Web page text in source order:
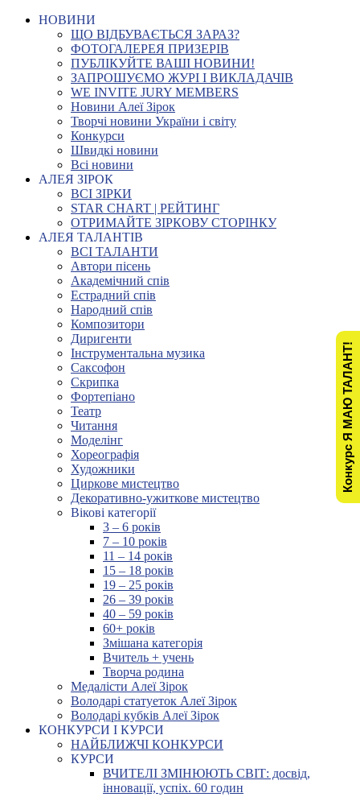
НОВИНИ
ЩО ВІДБУВАЄТЬСЯ ЗАРАЗ?
ФОТОГАЛЕРЕЯ ПРИЗЕРІВ
ПУБЛІКУЙТЕ ВАШІ НОВИНИ!
ЗАПРОШУЄМО ЖУРІ І ВИКЛАДАЧІВ
WE INVITE JURY MEMBERS
Новини Алеї Зірок
Творчі новини України і світу
Конкурси
Швидкі новини
Всі новини
АЛЕЯ ЗІРОК
ВСІ ЗІРКИ
STAR CHART | РЕЙТИНГ
ОТРИМАЙТЕ ЗІРКОВУ СТОРІНКУ
АЛЕЯ ТАЛАНТІВ
ВСІ ТАЛАНТИ
Автори пісень
Академічний спів
Естрадний спів
Народний спів
Композитори
Диригенти
Інструментальна музика
Саксофон
Скрипка
Фортепіано
Театр
Читання
Моделінг
Хореографія
Художники
Циркове мистецтво
Декоративно-ужиткове мистецтво
Вікові категорії
3 – 6 років
7 – 10 років
11 – 14 років
15 – 18 років
19 – 25 років
26 – 39 років
40 – 59 років
60+ років
Змішана категорія
Вчитель + учень
Творча родина
Медалісти Алеї Зірок
Володарі статуеток Алеї Зірок
Володарі кубків Алеї Зірок
КОНКУРСИ І КУРСИ
НАЙБЛИЖЧІ КОНКУРСИ
КУРСИ
ВЧИТЕЛІ ЗМІНЮЮТЬ СВІТ: досвід,
інновації, успіх. 60 годин
Конкурс Я МАЮ ТАЛАНТ!